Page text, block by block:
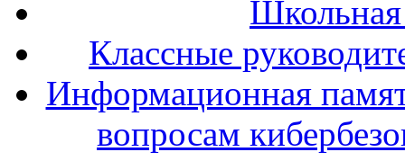
Классные
Информационная
вопросам